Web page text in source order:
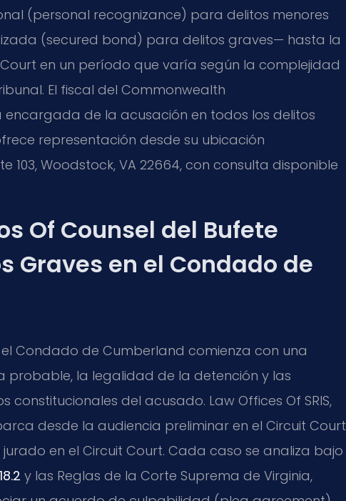
(personal recognizance) para delitos menores
(secured bond) para delitos graves— hasta la
en un período que varía según la complejidad
El fiscal del Commonwealth
encargada de la acusación en todos los delitos
representación desde su ubicación
103, Woodstock, VA 22664, con consulta disponible
Of Counsel del Bufete
Graves en el Condado de
Condado de Cumberland comienza con una
probable, la legalidad de la detención y las
constitucionales del acusado. Law Offices Of SRIS,
desde la audiencia preliminar en el Circuit Court
jurado en el Circuit Court. Cada caso se analiza bajo
y las Reglas de la Corte Suprema de Virginia,